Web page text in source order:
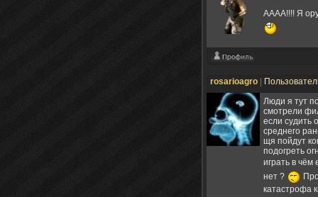
АААА!!!! Я
rosarioagro
Люди я тут
смотрели
если судить
среднего
щя пойдут
подогреть
играть в чём
нет ?
катастрофа